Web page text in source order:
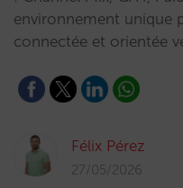
environnement unique
connectée et orientée
Félix Pérez
27/05/2026